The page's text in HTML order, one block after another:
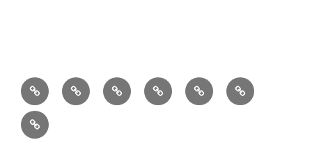
AttualitàCronacaPolitica EconomiaCultura Sport
Contatti